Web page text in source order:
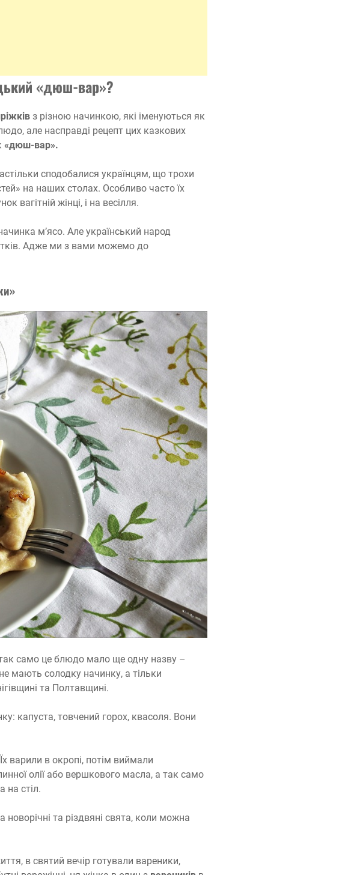
«дюш-вар»?
з різною начинкою, які іменуються як
але насправді рецепт цих казкових
«дюш-вар».
сподобалися українцям, що трохи
на наших столах. Особливо часто їх
вагітній жінці, і на весілля.
м’ясо. Але український народ
Адже ми з вами можемо до
само це блюдо мало ще одну назву –
мають солодку начинку, а тільки
та Полтавщині.
капуста, товчений горох, квасоля. Вони
варили в окропі, потім виймали
олії або вершкового масла, а так само
на стіл.
новорічні та різдвяні свята, коли можна
в святий вечір готували вареники,